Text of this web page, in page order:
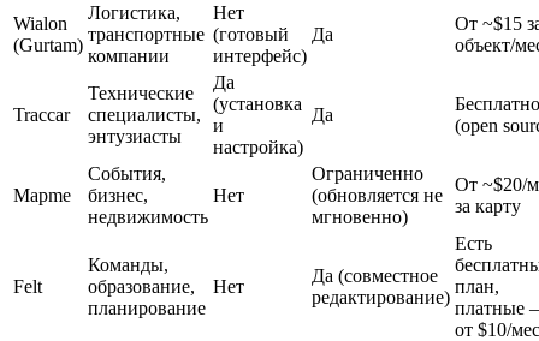
Wialon
(Gurtam)
Логистика,
транспортные
компании
Нет
(готовый
интерфейс)
Да
От ~$15
объект/
Traccar
Технические
специалисты,
энтузиасты
Да
(установка
и
настройка)
Да
Бесплатно
(open
Mapme
События,
бизнес,
недвижимость
Нет
Ограниченно
(обновляется не
мгновенно)
От ~$20/
за карту
Felt
Команды,
образование,
планирование
Нет
Да (совместное
редактирование)
Есть
план,
платные
от $10/мес